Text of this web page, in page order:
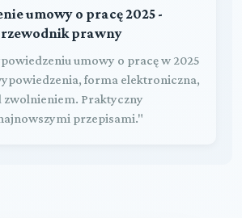
umowy o pracę 2025 -
prawny
umowy o pracę w 2025
forma elektroniczna,
zwolnieniem. Praktyczny
przepisami."